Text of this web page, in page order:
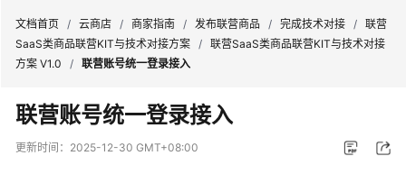
商
店
介
文档首页 / 云商店 / 商家指南 / 发布联营商品 / 完成技术对接 / 联营
SaaS类商品联营KIT与技术对接方案 / 联营SaaS类商品联营KIT与技术对接
方案 V1.0
/ 联营账号统一登录接入
联营账号统一登录接入
更新时间： 2025-12-30 GMT+08:00